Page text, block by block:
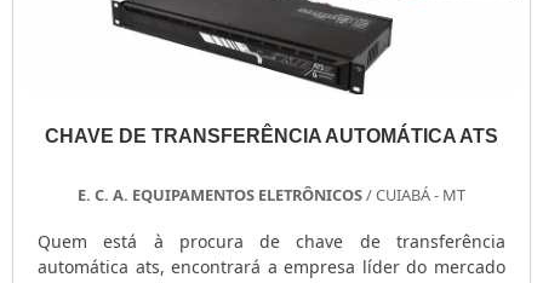
CHAVE DE TRANSFERÊNCIA AUTOMÁTICA ATS
E. C. A. EQUIPAMENTOS ELETRÔNICOS/ CUIABÁ - MT
Quem está à procura de chave de transferência
automática ats, encontrará a empresa líder do mercado